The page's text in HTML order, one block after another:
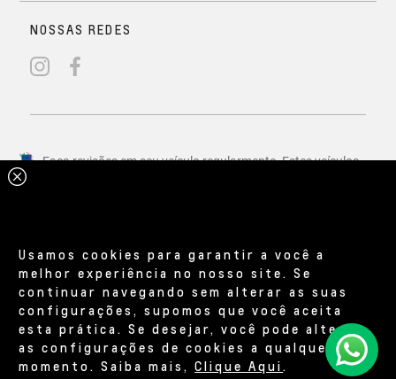
Usamos cookies para garantir a você a
melhor experiência no nosso site. Se
continuar navegando sem alterar as suas
configurações, supomos que você aceita
esta prática. Se desejar, você pode alterar
as configurações de cookies a qualquer
momento. Saiba mais,Clique Aqui.